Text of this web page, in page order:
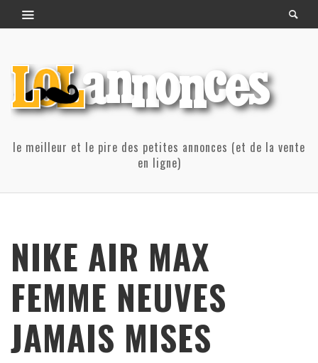
le meilleur et le pire des petites annonces (et de la vente
en ligne)
NIKE AIR MAX
FEMME NEUVES
JAMAIS MISES